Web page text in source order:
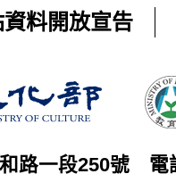
資料開放宣告
路一段250號 電